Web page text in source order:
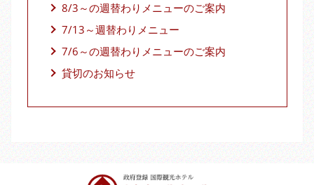
8/3～の週替わりメニューのご案内
7/13～週替わりメニュー
7/6～の週替わりメニューのご案内
貸切のお知らせ